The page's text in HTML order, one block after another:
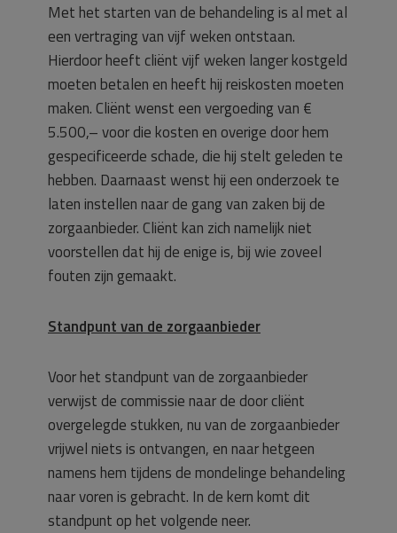
Met het starten van de behandeling is al met al
een vertraging van vijf weken ontstaan.
Hierdoor heeft cliënt vijf weken langer kostgeld
moeten betalen en heeft hij reiskosten moeten
maken. Cliënt wenst een vergoeding van €
5.500,– voor die kosten en overige door hem
gespecificeerde schade, die hij stelt geleden te
hebben. Daarnaast wenst hij een onderzoek te
laten instellen naar de gang van zaken bij de
zorgaanbieder. Cliënt kan zich namelijk niet
voorstellen dat hij de enige is, bij wie zoveel
fouten zijn gemaakt.
Standpunt van de zorgaanbieder
Voor het standpunt van de zorgaanbieder
verwijst de commissie naar de door cliënt
overgelegde stukken, nu van de zorgaanbieder
vrijwel niets is ontvangen, en naar hetgeen
namens hem tijdens de mondelinge behandeling
naar voren is gebracht. In de kern komt dit
standpunt op het volgende neer.